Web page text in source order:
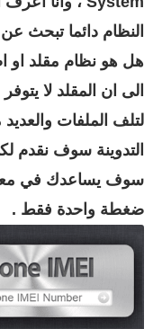
النظام دائما
هل هو نظام مقلد او
الى ان المقلد لا
لتلف الملفات
التدوينة سوف نقدم
سوف يساعدك في
ضغطة واحدة فقط .